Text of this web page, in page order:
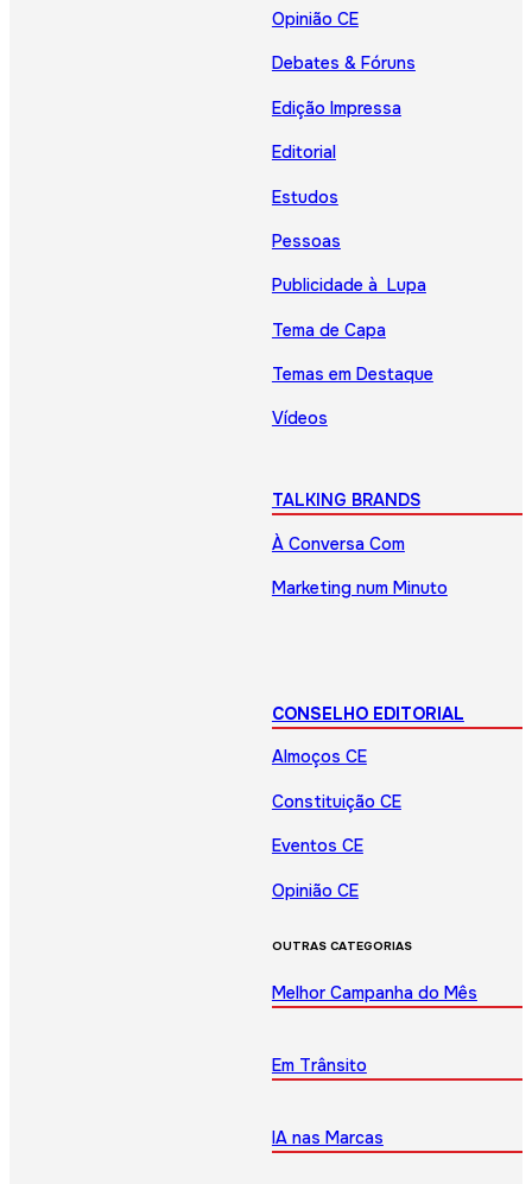
Opinião CE
Debates & Fóruns
Edição Impressa
Editorial
Estudos
Pessoas
Publicidade à Lupa
Tema de Capa
Temas em Destaque
Vídeos
TALKING BRANDS
À Conversa Com
Marketing num Minuto
CONSELHO EDITORIAL
Almoços CE
Constituição CE
Eventos CE
Opinião CE
OUTRAS CATEGORIAS
Melhor Campanha do Mês
Em Trânsito
IA nas Marcas